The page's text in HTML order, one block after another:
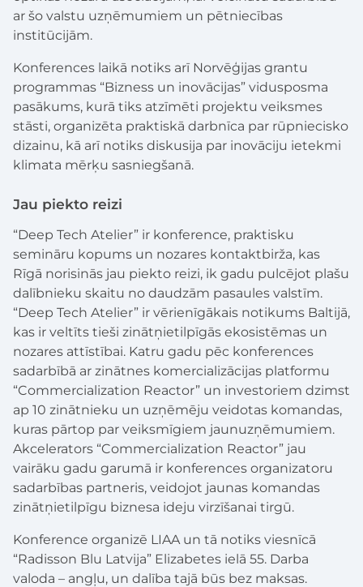
ar šo valstu uzņēmumiem un pētniecības
institūcijām.
Konferences laikā notiks arī Norvēģijas grantu
programmas “Bizness un inovācijas” vidusposma
pasākums, kurā tiks atzīmēti projektu veiksmes
stāsti, organizēta praktiskā darbnīca par rūpniecisko
dizainu, kā arī notiks diskusija par inovāciju ietekmi
klimata mērķu sasniegšanā.
Jau piekto reizi
“Deep Tech Atelier” ir konference, praktisku
semināru kopums un nozares kontaktbirža, kas
Rīgā norisinās jau piekto reizi, ik gadu pulcējot plašu
dalībnieku skaitu no daudzām pasaules valstīm.
“Deep Tech Atelier” ir vērienīgākais notikums Baltijā,
kas ir veltīts tieši zinātņietilpīgās ekosistēmas un
nozares attīstībai. Katru gadu pēc konferences
sadarbībā ar zinātnes komercializācijas platformu
“Commercialization Reactor” un investoriem dzimst
ap 10 zinātnieku un uzņēmēju veidotas komandas,
kuras pārtop par veiksmīgiem jaunuzņēmumiem.
Akcelerators “Commercialization Reactor” jau
vairāku gadu garumā ir konferences organizatoru
sadarbības partneris, veidojot jaunas komandas
zinātņietilpīgu biznesa ideju virzīšanai tirgū.
Konference organizē LIAA un tā notiks viesnīcā
“Radisson Blu Latvija” Elizabetes ielā 55. Darba
valoda – angļu, un dalība tajā būs bez maksas.